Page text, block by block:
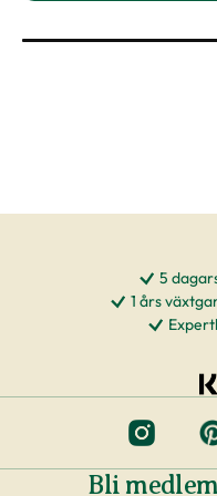
leverantörer för att
eller plocka bort
Att tänka på
angivit eller ser ut
inte som en skälig
5
1 års
Bli